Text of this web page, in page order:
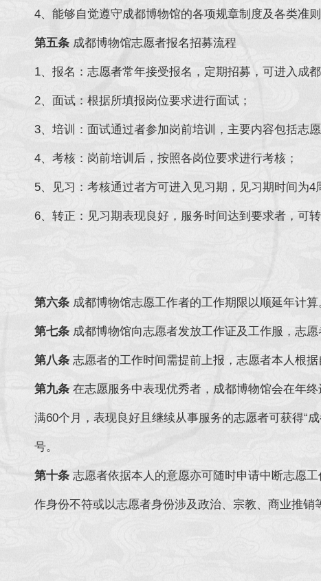
4、能够自觉遵守成都
第五条 成都博物馆志愿者报名招募流程
1、报名：志愿者常年接受报名，定期招募，可进入成
2、面试：根据所填报岗位要求进行面试；
3、培训：面试通过者参加岗前培训，主要内容包括志
4、考核：岗前培训后，按照各岗位要求进行考核；
5、见习：考核通过者方可进入见习期，见习期时间为4
6、转正：见习期表现良好，服务时间达到要求者，可
第六条 成都博物馆志愿工作者的工作期限以顺延年计
第七条 成都博物馆向志愿者发放工作证及工作服，志
第八条 志愿者的工作时间需提前上报，志愿者本人根据
第九条 在志愿服务中表现优秀者，成都博物馆会在年
满60个月，表现良好且继续从事服务的志愿者可获得“
号。
第十条 志愿者依据本人的意愿亦可随时申请中断志愿
作身份不符或以志愿者身份涉及政治、宗教、商业推